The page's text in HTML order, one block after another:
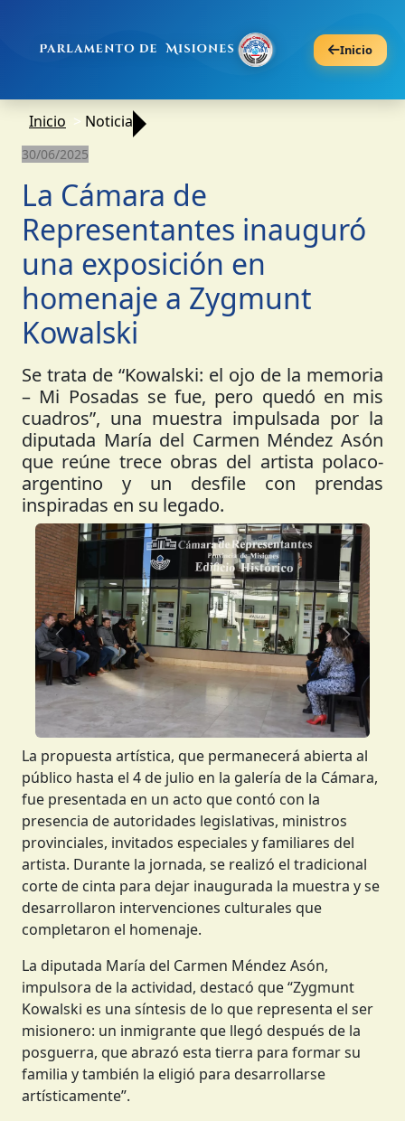
Inicio
Inicio Noticia
30/06/2025
La Cámara de
Representantes inauguró
una exposición en
homenaje a Zygmunt
Kowalski
Se trata de “Kowalski: el ojo de la memoria
– Mi Posadas se fue, pero quedó en mis
cuadros”, una muestra impulsada por la
diputada María del Carmen Méndez Asón
que reúne trece obras del artista polaco-
argentino y un desfile con prendas
inspiradas en su legado.
Anterior
La propuesta artística, que permanecerá abierta al
público hasta el 4 de julio en la galería de la Cámara,
fue presentada en un acto que contó con la
presencia de autoridades legislativas, ministros
provinciales, invitados especiales y familiares del
artista. Durante la jornada, se realizó el tradicional
corte de cinta para dejar inaugurada la muestra y se
desarrollaron intervenciones culturales que
completaron el homenaje.
La diputada María del Carmen Méndez Asón,
impulsora de la actividad, destacó que “Zygmunt
Kowalski es una síntesis de lo que representa el ser
misionero: un inmigrante que llegó después de la
posguerra, que abrazó esta tierra para formar su
familia y también la eligió para desarrollarse
artísticamente”.